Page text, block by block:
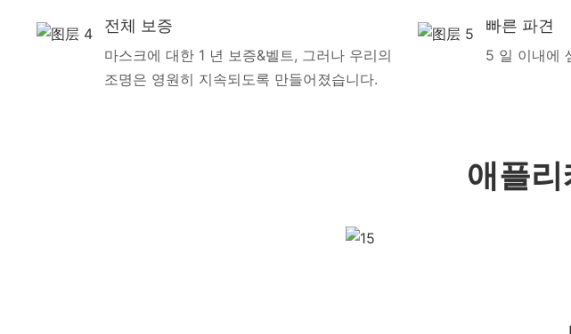
전체 보증
마스크에 대한 1 년 보증&벨트, 그러나 우리의
조명은 영원히 지속되도록 만들어졌습니다.
빠른 파견
5 일 이내에
애플